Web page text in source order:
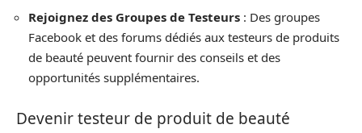
Rejoignez des Groupes de Testeurs : Des groupes
Facebook et des forums dédiés aux testeurs de produits
de beauté peuvent fournir des conseils et des
opportunités supplémentaires.
Devenir testeur de produit de beauté